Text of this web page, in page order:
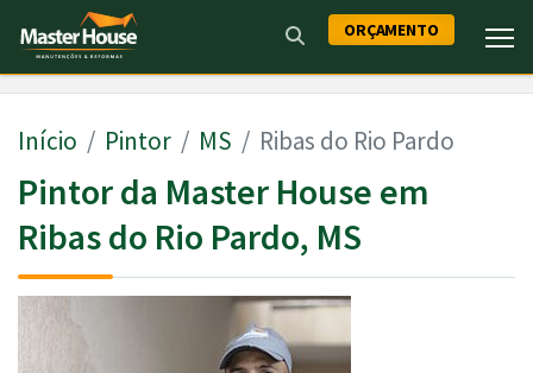
ORÇAMENTO
Início Pintor MS Ribas do Rio Pardo
Pintor da Master House em
Ribas do Rio Pardo, MS